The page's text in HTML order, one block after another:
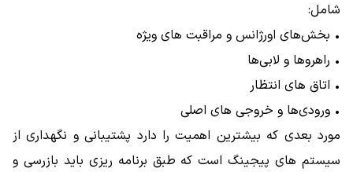
شامل:
• بخش‌های اورژانس و مراقبت‌ های ویژه
• راهروها و لابی‌ها
• اتاق‌ های انتظار
• ورودی‌ها و خروجی‌ های اصلی
مورد بعدی که بیشترین اهمیت را دارد پشتیبانی و نگهداری از
سیستم های پیجینگ است که طبق برنامه ریزی باید بازرسی و